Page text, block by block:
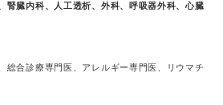
腎臓内科、人工透析、外科、呼吸器外科、心臓
総合診療専門医、アレルギー専門医、リウマチ